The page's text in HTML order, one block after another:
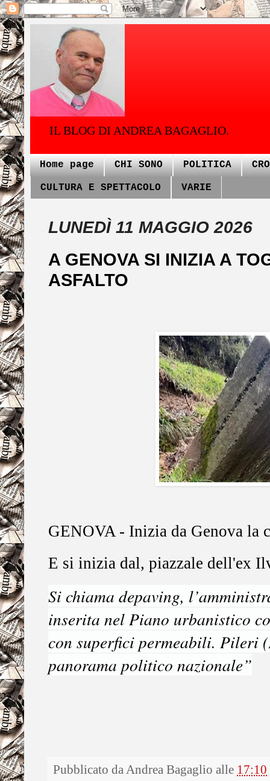
IL BLOG DI ANDREA BAGAGLIO.
Home page CHI SONO POLITICA
CULTURA E SPETTACOLO VARIE
LUNEDÌ 11 MAGGIO 2026
A GENOVA SI INIZIA A
ASFALTO
GENOVA - Inizia da Genova la
E si inizia dal, piazzale dell'ex
Si chiama depaving,
inserita nel Piano urbanistico
con superfici permeabili. Pileri
panorama politico nazionale”
Pubblicato daAndrea Bagaglio alle 17:10